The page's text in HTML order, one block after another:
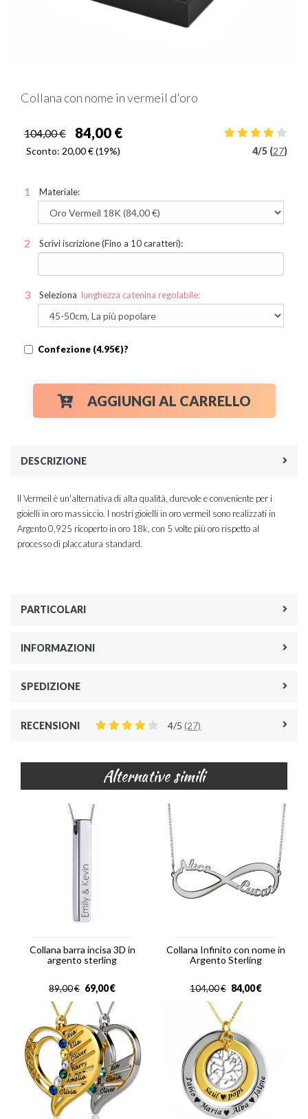
Collana con nome in vermeil d'oro
104,00 € 84,00 €
Sconto: 20,00 €(19%) 4/5 (27)
Materiale:
Scrivi iscrizione (Fino a 10 caratteri):
Seleziona lunghezza catenina regolabile:
Confezione (4.95€)?
AGGIUNGI AL CARRELLO
DESCRIZIONE
Il Vermeil è un'alternativa di alta qualità, durevole e conveniente per i
gioielli in oro massiccio. I nostri gioielli in oro vermeil sono realizzati in
Argento 0,925 ricoperto in oro 18k, con 5 volte più oro rispetto al
processo di placcatura standard.
PARTICOLARI
INFORMAZIONI
SPEDIZIONE
RECENSIONI 4/5 (27)
Alternative simili
Collana barra incisa 3D in
argento sterling
€
89,00 €
69,00
Collana Infinito con nome in
Argento Sterling
€
104,00 €
84,00